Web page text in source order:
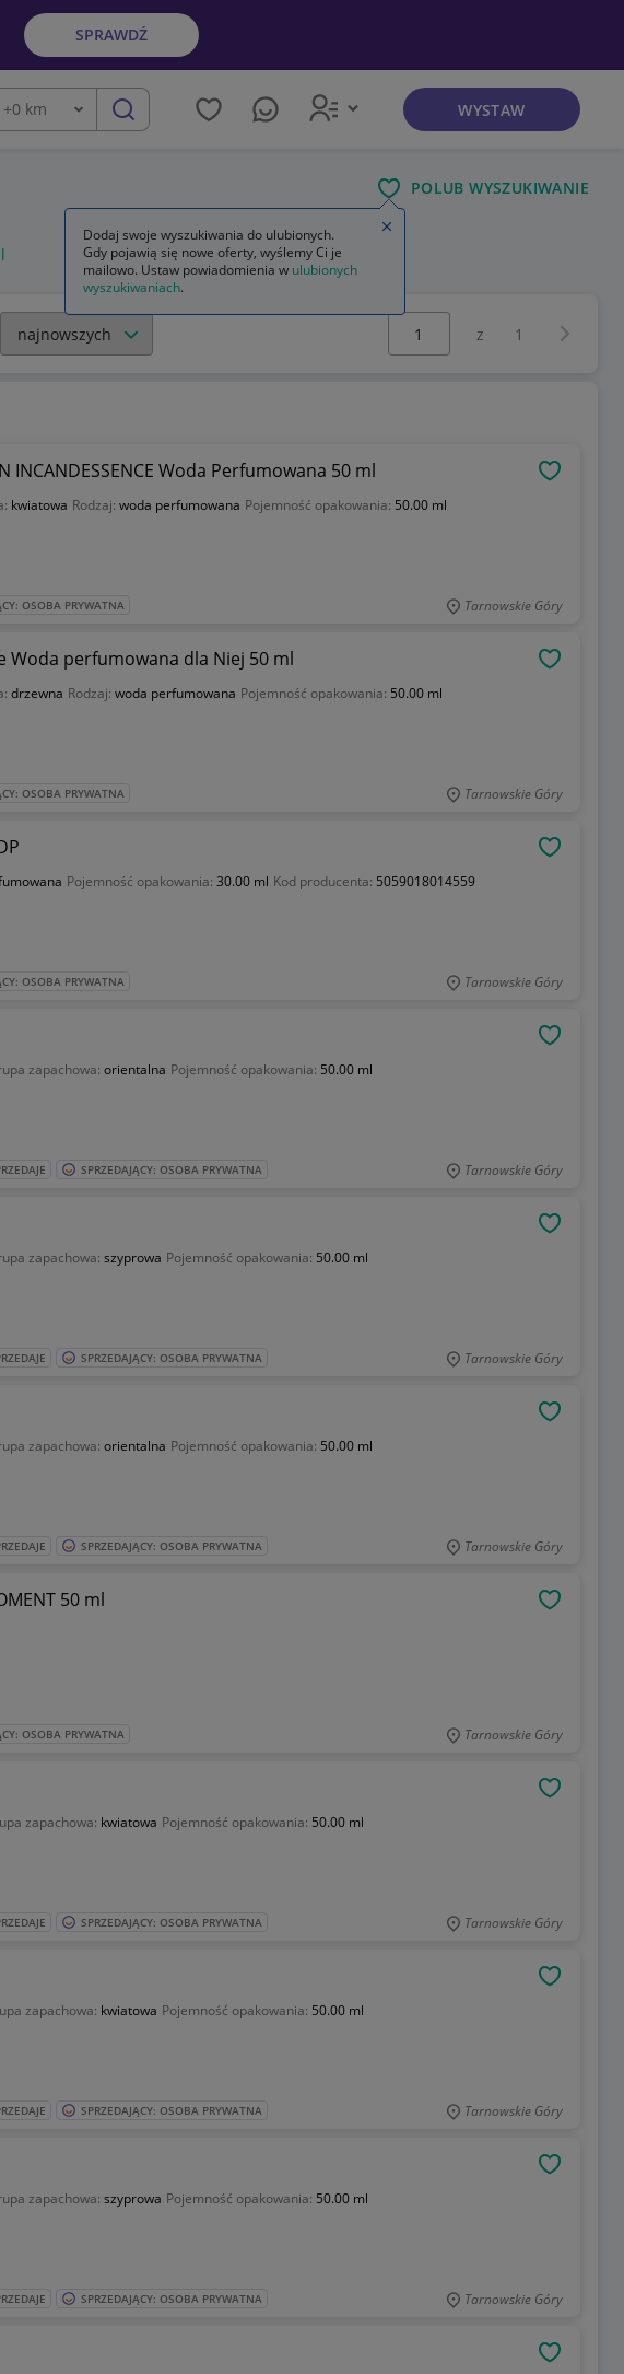
SPRAWDŹ
frazę
Odległość
+0 km szukaj WYSTAW
POLUB WYSZUKIWANIE
Wybierz stronę:
z 1
INCANDESSENCE Woda Perfumowana 50 ml
kwiatowa Rodzaj: woda perfumowana Pojemność opakowania: 50.00 ml
OSOBA PRYWATNA Tarnowskie Góry
Woda perfumowana dla Niej 50 ml
drzewna Rodzaj: woda perfumowana Pojemność opakowania: 50.00 ml
OSOBA PRYWATNA Tarnowskie Góry
Pojemność opakowania: 30.00 ml Kod producenta: 5059018014559
OSOBA PRYWATNA Tarnowskie Góry
zapachowa: orientalna Pojemność opakowania: 50.00 ml
SPRZEDAJĄCY: OSOBA PRYWATNA Tarnowskie Góry
zapachowa: szyprowa Pojemność opakowania: 50.00 ml
SPRZEDAJĄCY: OSOBA PRYWATNA Tarnowskie Góry
zapachowa: orientalna Pojemność opakowania: 50.00 ml
SPRZEDAJĄCY: OSOBA PRYWATNA Tarnowskie Góry
50 ml
OSOBA PRYWATNA Tarnowskie Góry
zapachowa: kwiatowa Pojemność opakowania: 50.00 ml
SPRZEDAJĄCY: OSOBA PRYWATNA Tarnowskie Góry
zapachowa: kwiatowa Pojemność opakowania: 50.00 ml
SPRZEDAJĄCY: OSOBA PRYWATNA Tarnowskie Góry
zapachowa: szyprowa Pojemność opakowania: 50.00 ml
SPRZEDAJĄCY: OSOBA PRYWATNA Tarnowskie Góry
Dodaj swoje wyszukiwania do ulubionych.
Gdy pojawią się nowe oferty, wyślemy Ci je
mailowo. Ustaw powiadomienia w ulubionych
wyszukiwaniach.
Zamknij wskazówkę